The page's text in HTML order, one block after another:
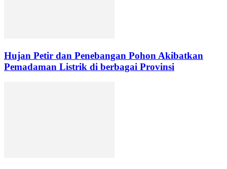
Hujan Petir dan Penebangan Pohon Akibatkan
Pemadaman Listrik di berbagai Provinsi